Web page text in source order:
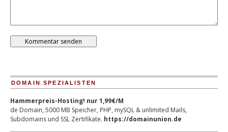
DOMAIN SPEZIALISTEN
Hammerpreis-Hosting! nur 1,99€/M
de Domain, 5000 MB Speicher, PHP, mySQL & unlimited Mails,
Subdomains und SSL Zertifikate. https://domainunion.de